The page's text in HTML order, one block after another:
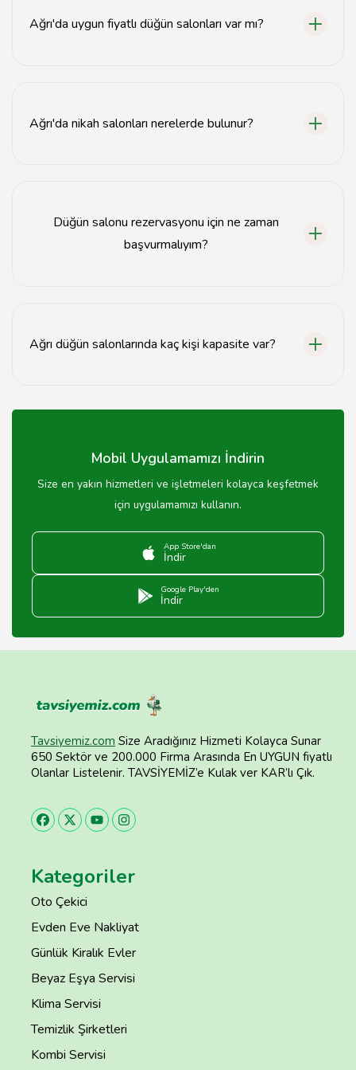
Ağrı'da uygun fiyatlı düğün salonları var mı?
Ağrı'da nikah salonları nerelerde bulunur?
Düğün salonu rezervasyonu için ne zaman
başvurmalıyım?
Ağrı düğün salonlarında kaç kişi kapasite var?
kişi arasında değişmektedir.
Mobil Uygulamamızı İndirin
Size en yakın hizmetleri ve işletmeleri kolayca keşfetmek
için uygulamamızı kullanın.
App Store'dan
İndir
Google Play'den
İndir
Tavsiyemiz.com Size Aradığınız Hizmeti Kolayca Sunar
650 Sektör ve 200.000 Firma Arasında En UYGUN fiyatlı
Olanlar Listelenir. TAVSİYEMİZ’e Kulak ver KAR’lı Çık.
Kategoriler
Oto Çekici
Evden Eve Nakliyat
Günlük Kiralık Evler
Beyaz Eşya Servisi
Klima Servisi
Temizlik Şirketleri
Kombi Servisi